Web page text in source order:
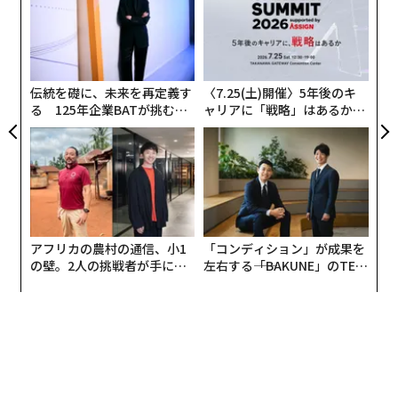
伝統を礎に、未来を再定義す
る 125年企業BATが挑むス
モークレスな未来
〈7.25(土)開催〉5年後のキ
ャリアに「戦略」はあるか。
トップエグゼクティブのキャ
リアに触れる1日│CAREER S
UMMIT 2026
アフリカの農村の通信、小1
の壁。2人の挑戦者が手にし
「コンディション」が成果を
左右する――「BAKUNE」のTEN